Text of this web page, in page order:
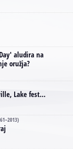
aludira na
oružja?
Lake fest...